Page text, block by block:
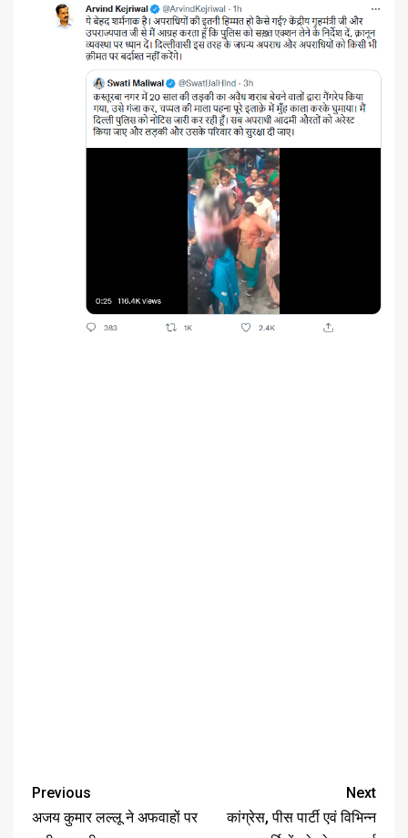
Previous
अजय कुमार लल्लू ने अफवाहों पर
Next
कांग्रेस, पीस पार्टी एवं विभिन्न